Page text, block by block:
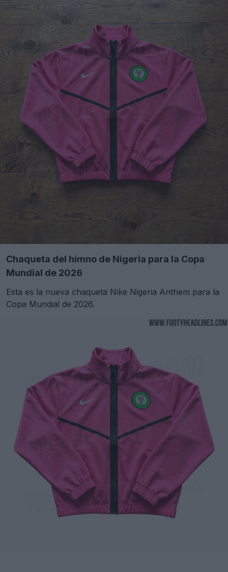
Chaqueta del himno de Nigeria para la Copa
Mundial de 2026
Esta es la nueva chaqueta Nike Nigeria Anthem para la
Copa Mundial de 2026.